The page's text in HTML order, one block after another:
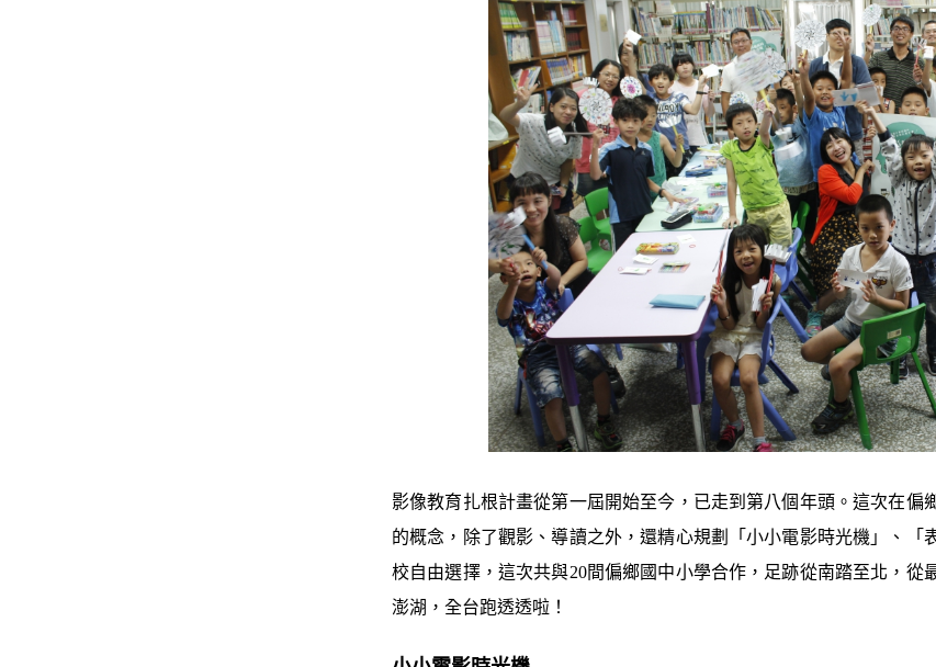
影像教育扎根計畫從第一屆開始至今，已走到第八個年頭。這次在偏
的概念，除了觀影、導讀之外，還精心規劃「小小電影時光機」、
校自由選擇，這次共與20間偏鄉國中小學合作，足跡從南踏至北，從
澎湖，全台跑透透啦！